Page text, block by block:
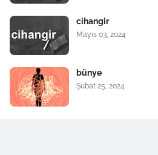
cihangir
Mayıs 03, 2024
bünye
Şubat 25, 2024